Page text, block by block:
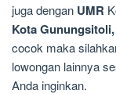
juga dengan UMR
Kota
cocok maka
lowongan lainnya
Anda inginkan.